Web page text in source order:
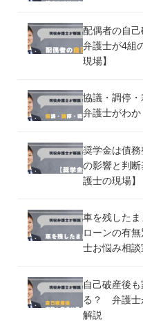
配偶者の自
弁護士が4組
現場】
協議・調停
弁護士がわ
奨学金は債
の影響と判
護士の現場】
車を残した
ローンの有
士お悩み相談
自己破産後
る？ 弁護士
解説